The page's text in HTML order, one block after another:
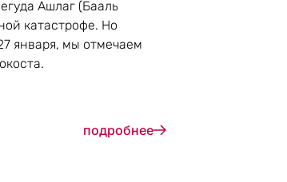
Ашлаг (Бааль
катастрофе. Но
января, мы отмечаем
подробнее